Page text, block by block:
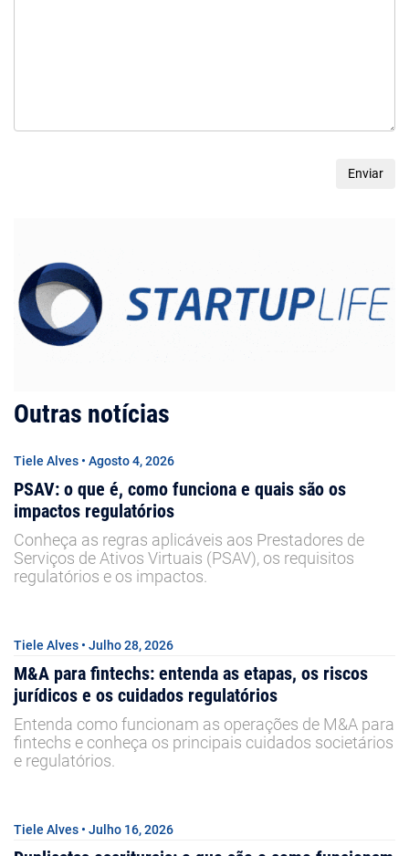
Outras notícias
Tiele Alves • Agosto 4, 2026
PSAV: o que é, como funciona e quais são os
impactos regulatórios
Conheça as regras aplicáveis aos Prestadores de
Serviços de Ativos Virtuais (PSAV), os requisitos
regulatórios e os impactos.
Tiele Alves • Julho 28, 2026
M&A para fintechs: entenda as etapas, os riscos
jurídicos e os cuidados regulatórios
Entenda como funcionam as operações de M&A para
fintechs e conheça os principais cuidados societários
e regulatórios.
Tiele Alves • Julho 16, 2026